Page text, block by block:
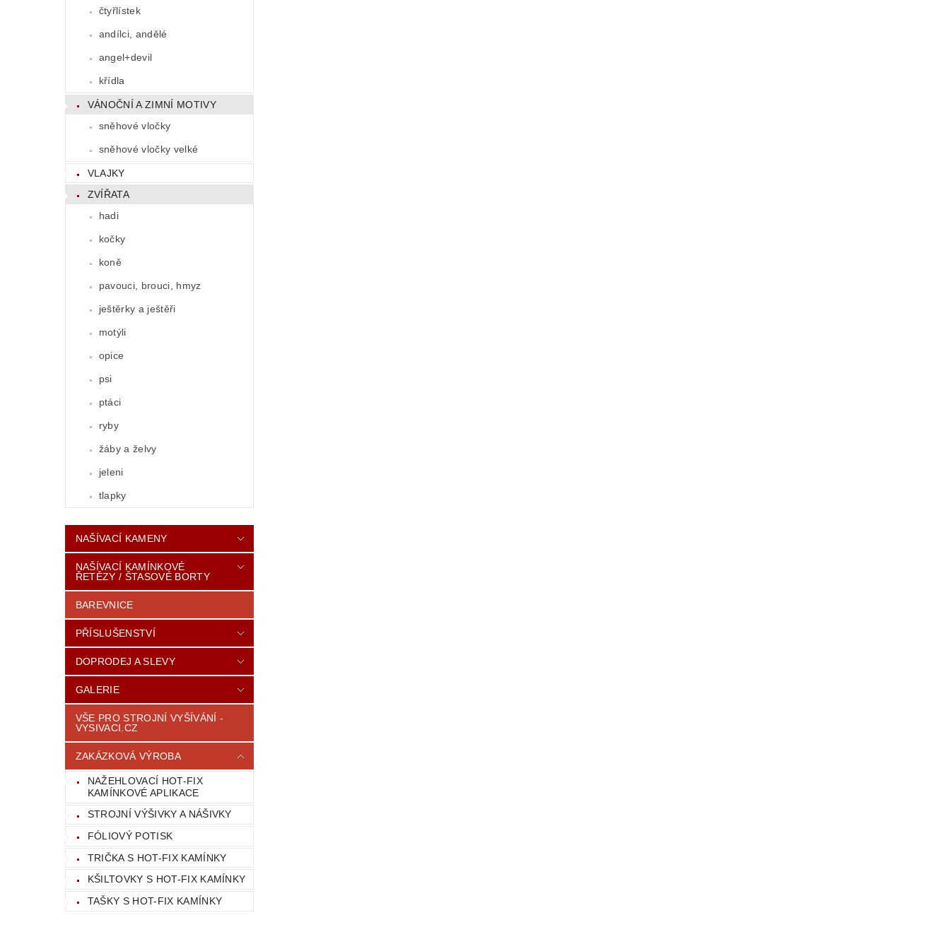
čtyřlístek
andílci, andělé
angel+devil
křídla
VÁNOČNÍ A ZIMNÍ MOTIVY
sněhové vločky
sněhové vločky velké
VLAJKY
ZVÍŘATA
hadi
kočky
koně
pavouci, brouci, hmyz
ještěrky a ještěři
motýli
opice
psi
ptáci
ryby
žáby a želvy
jeleni
tlapky
NAŠÍVACÍ KAMENY
NAŠÍVACÍ KAMÍNKOVÉ
ŘETĚZY / ŠTASOVÉ BORTY
BAREVNICE
PŘÍSLUŠENSTVÍ
DOPRODEJ A SLEVY
GALERIE
VŠE PRO STROJNÍ VYŠÍVÁNÍ -
VYSIVACI.CZ
ZAKÁZKOVÁ VÝROBA
NAŽEHLOVACÍ HOT-FIX
KAMÍNKOVÉ APLIKACE
STROJNÍ VÝŠIVKY A NÁŠIVKY
FÓLIOVÝ POTISK
TRIČKA S HOT-FIX KAMÍNKY
KŠILTOVKY S HOT-FIX KAMÍNKY
TAŠKY S HOT-FIX KAMÍNKY